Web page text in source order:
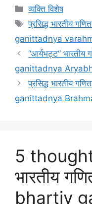
Categories
व्यक्ति विशेष
Tags
प्रसिद्ध भारतीय
ganittadnya
“आर्यभट्ट” भारतीय
ganittadnya
प्रसिद्ध भारतीय
ganittadnya
5
भारतीय
bhartiy